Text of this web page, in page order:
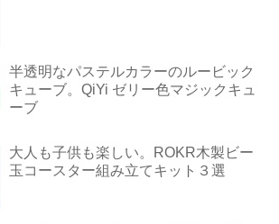
半透明なパステルカラーのルービック
キューブ。QiYi ゼリー色マジックキュ
ーブ
大人も子供も楽しい。ROKR木製ビー
玉コースター組み立てキット３選